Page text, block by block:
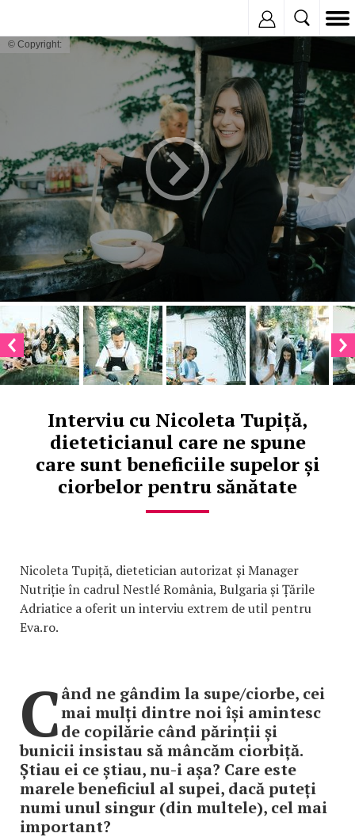
© Copyright:
Interviu cu Nicoleta Tupiță,
dieteticianul care ne spune
care sunt beneficiile supelor și
ciorbelor pentru sănătate
Nicoleta Tupiță, dietetician autorizat și Manager
Nutriție în cadrul Nestlé România, Bulgaria și Țările
Adriatice a oferit un interviu extrem de util pentru
Eva.ro.
Când ne gândim la supe/ciorbe, cei
mai mulți dintre noi își amintesc
de copilărie când părinții și
bunicii insistau să mâncăm ciorbiță.
Știau ei ce știau, nu-i așa? Care este
marele beneficiul al supei, dacă puteți
numi unul singur (din multele), cel mai
important?